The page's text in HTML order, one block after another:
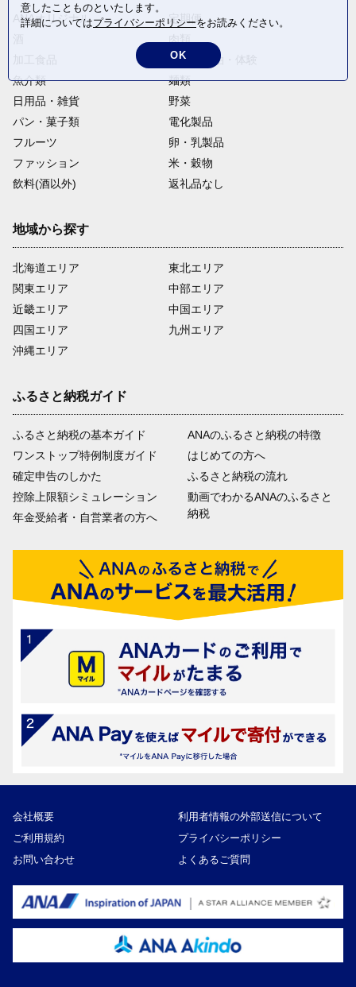
ANAオリジナル
定期便
肉類
旅行・宿泊・体験
魚介類
麺類
日用品・雑貨
野菜
パン・菓子類
電化製品
フルーツ
卵・乳製品
ファッション
米・穀物
飲料(酒以外)
返礼品なし
地域から探す
北海道エリア
関東エリア
近畿エリア
四国エリア
沖縄エリア
東北エリア
中部エリア
中国エリア
九州エリア
ふるさと納税ガイド
ふるさと納税の基本ガイド
ワンストップ特例制度ガイド
確定申告のしかた
控除上限額シミュレーション
年金受給者・自営業者の方へ
ANAのふるさと納税の特徴
はじめての方へ
ふるさと納税の流れ
動画でわかるANAのふるさと
納税
会社概要
利用者情報の外部送信について
ご利用規約
プライバシーポリシー
お問い合わせ
よくあるご質問
意したことものといたします。
詳細についてはプライバシーポリシーをお読みください。
OK